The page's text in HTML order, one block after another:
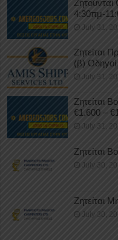
4:30πμ-
July 31,
Ζητείται
(β)
July 31,
Ζητείται
€1.600 –
July 31,
Ζητείται
July 30,
Ζητείται
July 30,